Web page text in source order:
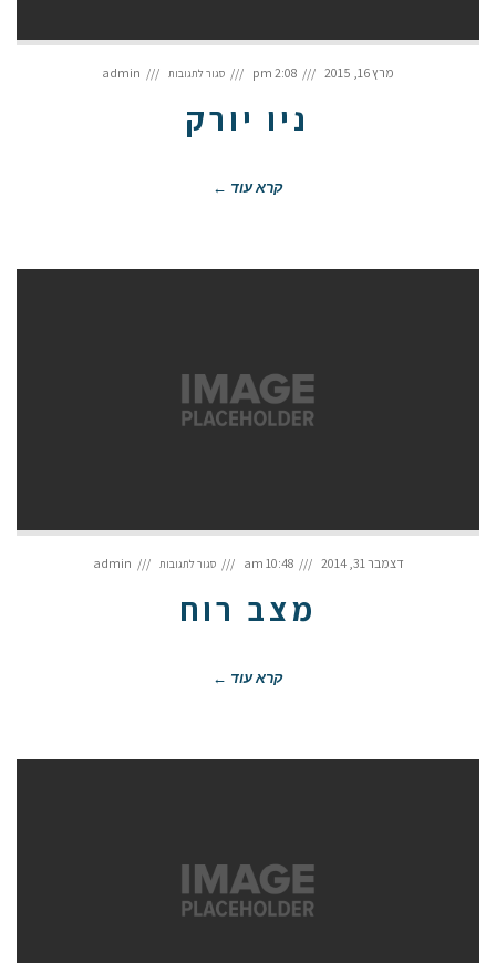
מרץ 16, 2015 2:08 pm סגור לתגובות יורק admin
ניו יורק
קרא עוד ←
דצמבר 31, 2014 10:48 am סגור לתגובות מצב
רוח admin
מצב רוח
קרא עוד ←